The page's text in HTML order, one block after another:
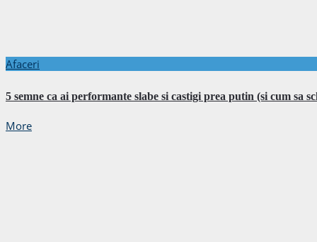
Afaceri
5 semne ca ai performante slabe si castigi prea putin (si cum sa
More